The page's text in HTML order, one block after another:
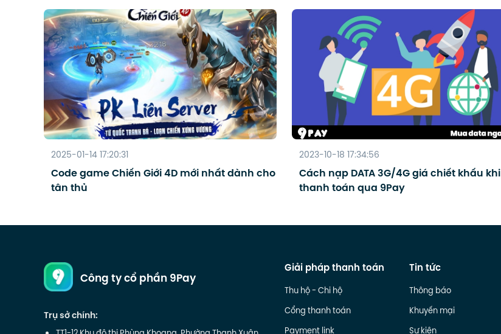
2025-01-14 17:20:31
Code game Chiến Giới 4D mới nhất dành cho
tân thủ
2023-10-18 17:34:56
Cách nạp DATA 3G/4G giá chiết khấu khi
thanh toán qua 9Pay
Công ty cổ phần 9Pay
Trụ sở chính:
Giải pháp thanh toán
Thu hộ - Chi hộ
Cổng thanh toán
Tin tức
Thông báo
Khuyến mại